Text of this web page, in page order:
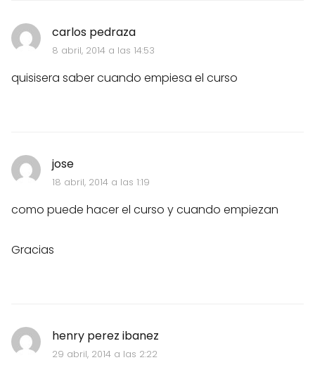
carlos pedraza
8 abril, 2014 a las 14:53
quisisera saber cuando empiesa el curso
jose
18 abril, 2014 a las 1:19
como puede hacer el curso y cuando empiezan
Gracias
henry perez ibanez
29 abril, 2014 a las 2:22